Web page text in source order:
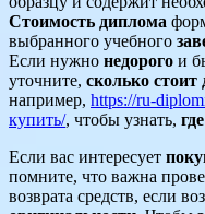
Стоимость диплома
выбранного учебного
Если нужно недорого и
уточните, сколько
например, https://ru-
купить/, чтобы узнать,
Если вас интересует
помните, что важна
возврата средств, если